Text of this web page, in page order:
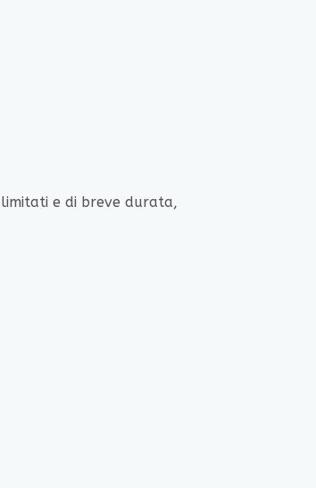
e di breve durata,